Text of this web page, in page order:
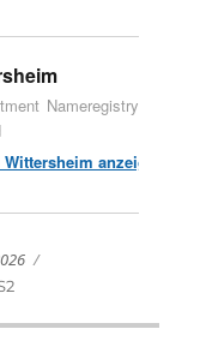
Nameregistry
anzeigen